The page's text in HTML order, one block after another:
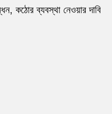
কঠোর ব্যবস্থা নেওয়ার দাবি